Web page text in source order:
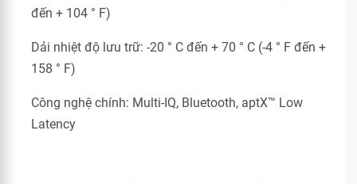
đến + 104 ° F)
Dải nhiệt độ lưu trữ: -20 ° C đến + 70 ° C (-4 ° F đến +
158 ° F)
Công nghệ chính: Multi-IQ, Bluetooth, aptX™ Low
Latency